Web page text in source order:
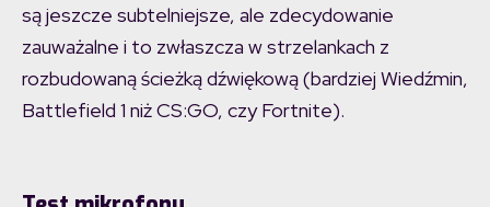
są jeszcze subtelniejsze, ale zdecydowanie
zauważalne i to zwłaszcza w strzelankach z
rozbudowaną ścieżką dźwiękową (bardziej Wiedźmin,
Battlefield 1 niż CS:GO, czy Fortnite).